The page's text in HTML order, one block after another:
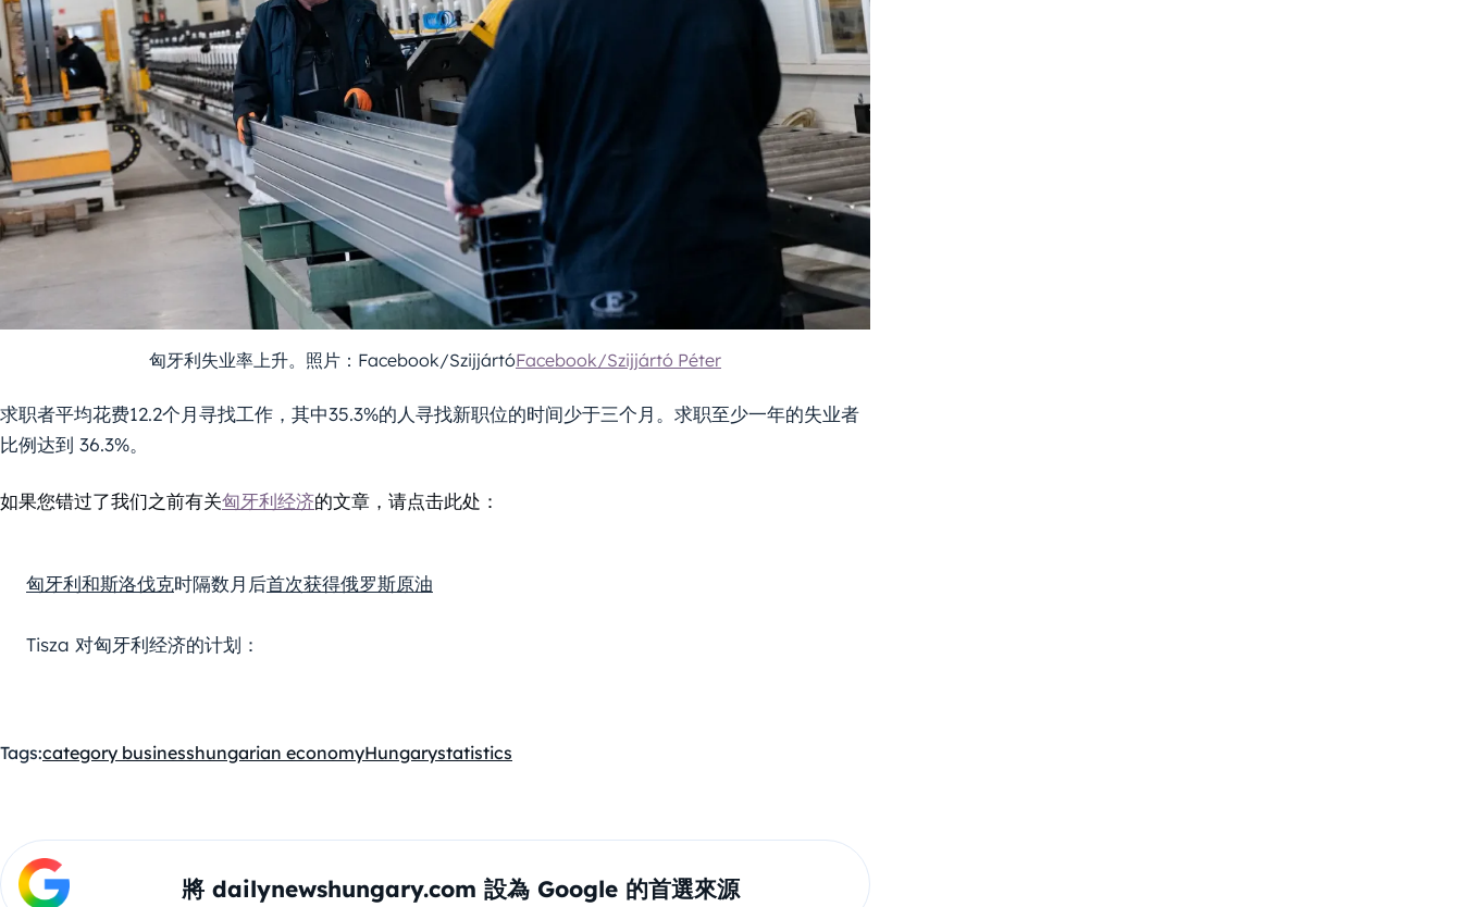
匈牙利失业率上升。照片：Facebook/SzijjártóFacebook/Szijjártó Péter
求职者平均花费12.2个月寻找工作，其中35.3%的人寻找新职位的时间少于三个月。求职至少一年的失业者
比例达到 36.3%。
如果您错过了我们之前有关匈牙利经济的文章，请点击此处：
匈牙利和斯洛伐克时隔数月后首次获得俄罗斯原油
Tisza 对匈牙利经济的计划：
Tags:category businesshungarian economyHungarystatistics
將 dailynewshungary.com 設為 Google 的首選來源